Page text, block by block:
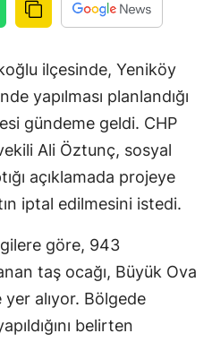
ilçesinde, Yeniköy
yapılması planlandığı
gündeme geldi. CHP
Ali Öztunç, sosyal
açıklamada projeye
iptal edilmesini istedi.
göre, 943
taş ocağı, Büyük Ova
yer alıyor. Bölgede
belirten